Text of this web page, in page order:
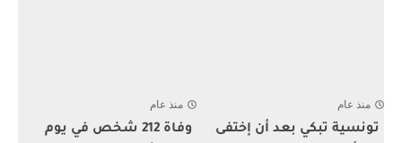
منذ عام
تونسية تبكي بعد أن إختفى
منذ عام
وفاة 212 شخص في يوم